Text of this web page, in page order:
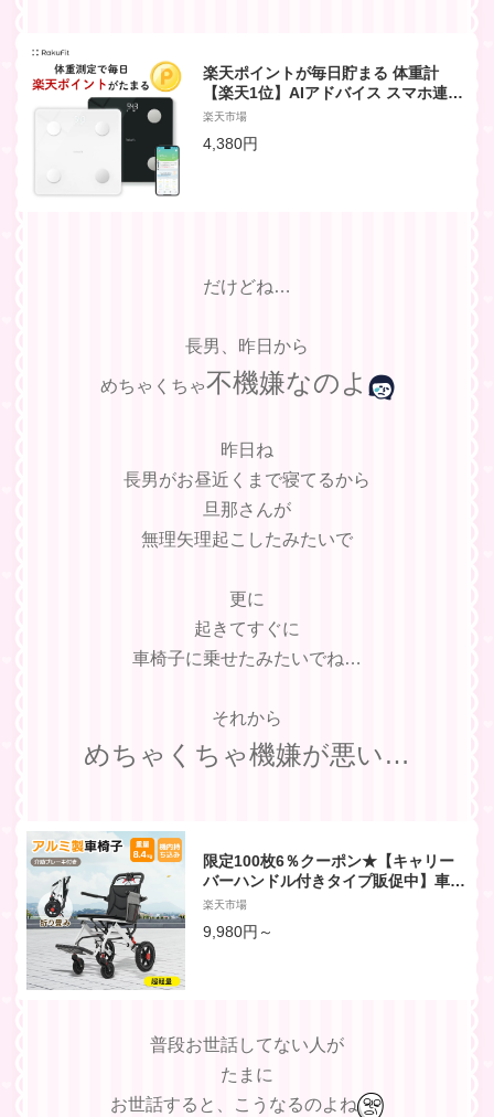
楽天ポイントが毎日貯まる 体重計
【楽天1位】AIアドバイス スマホ連動
体組成計 AI体重計 体脂肪率 家電 ポイ
活体重計 薄型 シンプル bluetooth 高
性能 アプリ デジタル おすすめ 内臓脂
楽天市場
4,380円
だけどね…
長男、昨日から
めちゃくちゃ不機嫌なのよ
昨日ね
長男がお昼近くまで寝てるから
旦那さんが
無理矢理起こしたみたいで
更に
起きてすぐに
車椅子に乗せたみたいでね…
それから
めちゃくちゃ機嫌が悪い…
限定100枚6％クーポン★【キャリー
バーハンドル付きタイプ販促中】車椅
子 アルミ製 軽量 介助用 コンパクト
折りたたみ可能 座面付き 四輪 介助ブ
レーキ付き キャスター付き 介護用品
楽天市場
9,980円～
普段お世話してない人が
たまに
お世話すると、こうなるのよね